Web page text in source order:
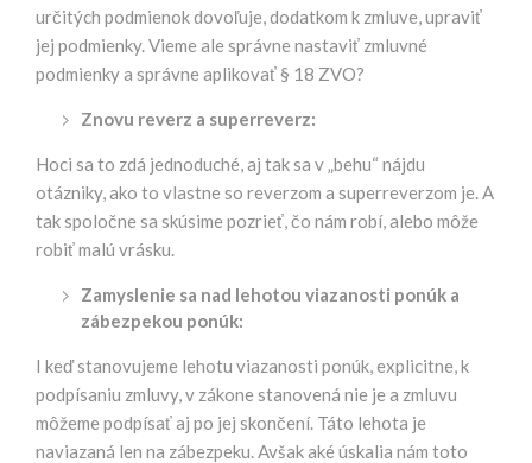
určitých podmienok dovoľuje, dodatkom k zmluve, upraviť
jej podmienky. Vieme ale správne nastaviť zmluvné
podmienky a správne aplikovať § 18 ZVO?
Znovu reverz a superreverz:
Hoci sa to zdá jednoduché, aj tak sa v „behu“ nájdu
otázniky, ako to vlastne so reverzom a superreverzom je. A
tak spoločne sa skúsime pozrieť, čo nám robí, alebo môže
robiť malú vrásku.
Zamyslenie sa nad lehotou viazanosti ponúk a
zábezpekou ponúk:
I keď stanovujeme lehotu viazanosti ponúk, explicitne, k
podpísaniu zmluvy, v zákone stanovená nie je a zmluvu
môžeme podpísať aj po jej skončení. Táto lehota je
naviazaná len na zábezpeku. Avšak aké úskalia nám toto